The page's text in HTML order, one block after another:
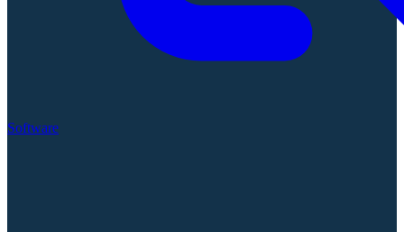
Software